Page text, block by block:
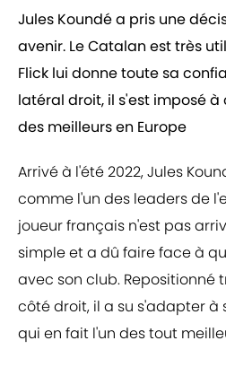
Jules Koundé a pris une
avenir. Le Catalan est très
Flick lui donne toute sa
latéral droit, il s'est imposé
des meilleurs en Europe
Arrivé à l'été 2022, Jules
comme l'un des leaders de
joueur français n'est pas
simple et a dû faire face à
avec son club. Repositionné
côté droit, il a su s'adapter à
qui en fait l'un des tout